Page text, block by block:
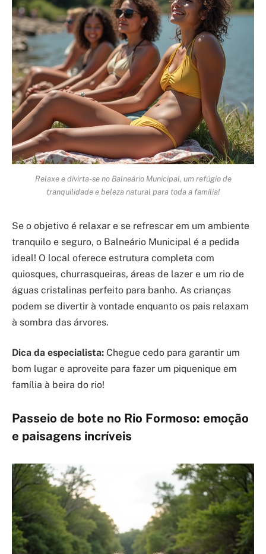
Relaxe e divirta-se no Balneário Municipal, um refúgio de
tranquilidade e beleza natural para toda a família!
Se o objetivo é relaxar e se refrescar em um ambiente
tranquilo e seguro, o Balneário Municipal é a pedida
ideal! O local oferece estrutura completa com
quiosques, churrasqueiras, áreas de lazer e um rio de
águas cristalinas perfeito para banho. As crianças
podem se divertir à vontade enquanto os pais relaxam
à sombra das árvores.
Dica da especialista: Chegue cedo para garantir um
bom lugar e aproveite para fazer um piquenique em
família à beira do rio!
Passeio de bote no Rio Formoso: emoção
e paisagens incríveis